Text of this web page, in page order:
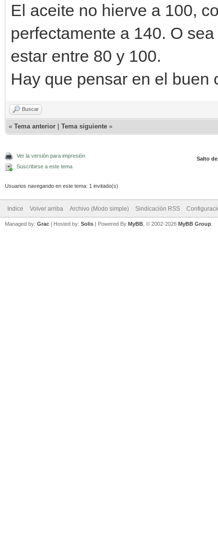
El aceite no hierve a 100,
perfectamente a 140. O
estar entre 80 y 100.
Hay que pensar en el buen
Buscar
« Tema anterior Tema siguiente »
Ver la versión para impresión
Suscribirse a este tema
Salto
Usuarios navegando en este tema: 1 invitado(s)
Indice Volver arriba Archivo (Modo simple) Sindicación RSS
Managed by: Grac | Hosted by: Solis | Powered By MyBB , © 2002-2026 MyBB Group